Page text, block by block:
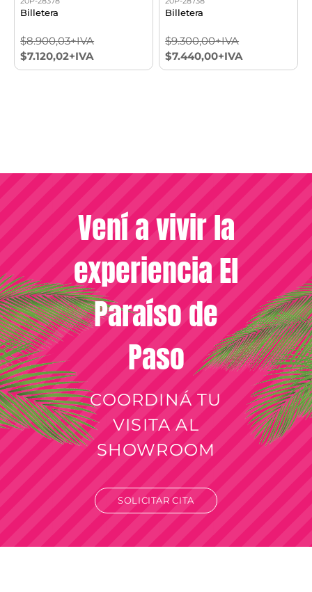
Billetera
$8.900,03+IVA
$7.120,02+IVA
Billetera
$9.300,00+IVA
$7.440,00+IVA
Vení a vivir la
experiencia El
Paraíso de
Paso
COORDINÁ TU
VISITA AL
SHOWROOM
SOLICITAR CITA